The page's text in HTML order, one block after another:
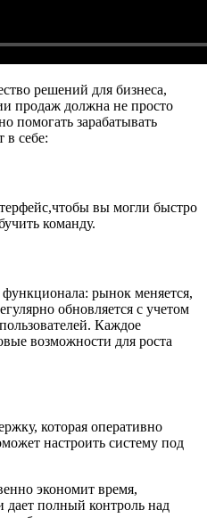
решений для бизнеса,
продаж должна не просто
помогать зарабатывать
в себе:
чтобы вы могли быстро
команду.
рынок меняется,
обновляется с учетом
Каждое
возможности для роста
которая оперативно
настроить систему под
экономит время,
дает полный контроль над